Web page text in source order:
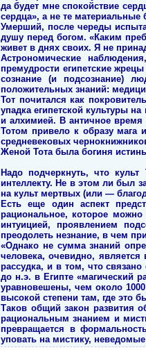
да будет мне спокойствие
сердца», а не те материальные
Умерший, после череды
душу перед богом. «Каким
живет в днях своих. Я не
Астрономические
премудрости египетские
сознание (и подсознание)
положительных знаний:
Тот почитался как
упадка египетской культуры
и алхимией. В античное время
Тотом привело к образу мага
средневековых
Женой Тота была богиня
Надо подчеркнуть, что культ
интеллекту. Не в этом ли был
на культ мертвых (или —
Есть еще один аспект
рациональное, которое
интуицией, проявлением
преодолеть незнание, в чем
«Однако не сумма знаний
человека, очевидно,
рассудка, и в том, что
до н.э. в Египте «магический
уравновешены, чем около
высокой степени там, где это
Таков общий закон развития
рациональным знанием и
превращается в
уповать на мистику,